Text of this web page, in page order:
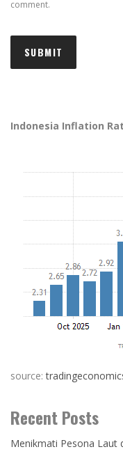
comment.
Indonesia Inflation
source:
Recent Posts
Menikmati Pesona Laut